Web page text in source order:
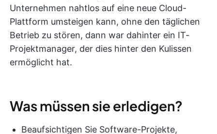
Unternehmen nahtlos auf eine neue Cloud-
Plattform umsteigen kann, ohne den täglichen
Betrieb zu stören, dann war dahinter ein IT-
Projektmanager, der dies hinter den Kulissen
ermöglicht hat.
Was müssen sie erledigen?
Beaufsichtigen Sie Software-Projekte,